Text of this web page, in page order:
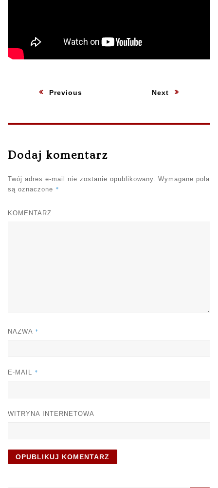
Nawigacja
Previous Next
Dodaj komentarz
Twój adres e-mail nie zostanie opublikowany. Wymagane pola
są oznaczone *
KOMENTARZ
NAZWA *
E-MAIL *
WITRYNA INTERNETOWA